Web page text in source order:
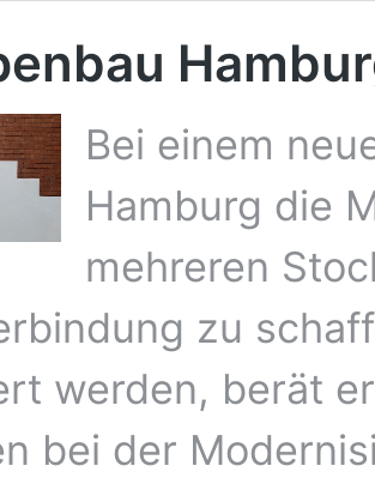
Bei einem
Hamburg die
mehreren
zu
werden, berät
bei der